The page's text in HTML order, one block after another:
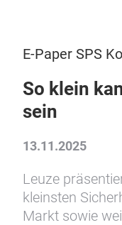
E-Paper SPS
So klein
sein
13.11.2025
Leuze
kleinsten
Markt sowie